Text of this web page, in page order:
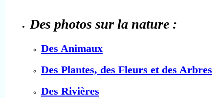
Des photos sur la nature :
Des Animaux
Des Plantes, des Fleurs et des Arbres
Des Rivières